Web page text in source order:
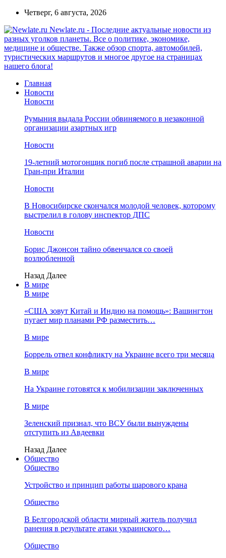
Четверг, 6 августа, 2026
Newlate.ru - Последние актуальные новости из
разных уголков планеты. Все о политике, экономике,
медицине и обществе. Также обзор спорта, автомобилей,
туристических маршрутов и многое другое на страницах
нашего блога!
Главная
Новости
Новости
Румыния выдала России обвиняемого в незаконной
организации азартных игр
Новости
19-летний мотогонщик погиб после страшной аварии на
Гран-при Италии
Новости
В Новосибирске скончался молодой человек, которому
выстрелил в голову инспектор ДПС
Новости
Борис Джонсон тайно обвенчался со своей
возлюбленной
Назад Далее
В мире
В мире
«США зовут Китай и Индию на помощь»: Вашингтон
пугает мир планами РФ разместить…
В мире
Боррель отвел конфликту на Украине всего три месяца
В мире
На Украине готовятся к мобилизации заключенных
В мире
Зеленский признал, что ВСУ были вынуждены
отступить из Авдеевки
Назад Далее
Общество
Общество
Устройство и принцип работы шарового крана
Общество
В Белгородской области мирный житель получил
ранения в результате атаки украинского…
Общество